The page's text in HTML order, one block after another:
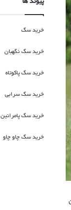
پیوند ها
خرید سگ
خرید سگ نگهبان
خرید سگ پاکوتاه
خرید سگ سرابی
خرید سگ پامرانین
خرید سگ چاو چاو